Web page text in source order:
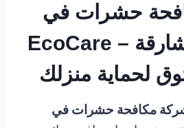
حشرات في
القاسمية الشارقة – EcoCare
لحماية منزلك
مكافحة حشرات في